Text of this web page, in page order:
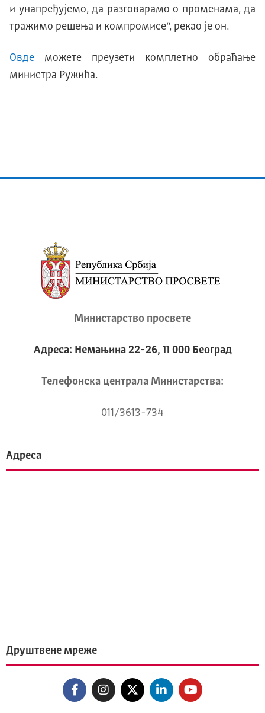
и унапређујемо, да разговарамо о променама, да
тражимо решења и компромисе“, рекао је он.
Овде можете преузети комплетно обраћање
министра Ружића.
Министарство просвете
Адреса: Немањина 22-26, 11 000 Београд
Телeфонска централа Mинистарства:
011/3613-734
Адреса
Друштвене мреже